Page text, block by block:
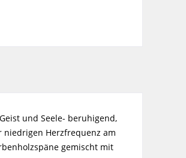
und Seele- beruhigend,
Herzfrequenz am
gemischt mit